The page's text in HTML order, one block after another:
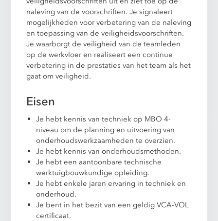
naleving van de voorschriften. Je signaleert
mogelijkheden voor verbetering van de naleving
en toepassing van de veiligheidsvoorschriften.
Je waarborgt de veiligheid van de teamleden
op de werkvloer en realiseert een continue
verbetering in de prestaties van het team als het
gaat om veiligheid.
Eisen
Je hebt kennis van techniek op MBO 4-
niveau om de planning en uitvoering van
onderhoudswerkzaamheden te overzien.
Je hebt kennis van onderhoudsmethoden.
Je hebt een aantoonbare technische
werktuigbouwkundige opleiding.
Je hebt enkele jaren ervaring in techniek en
onderhoud.
Je bent in het bezit van een geldig VCA-VOL
certificaat.